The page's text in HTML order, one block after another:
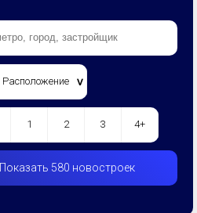
Расположение
1 2 3 4+
Показать 580 новостроек